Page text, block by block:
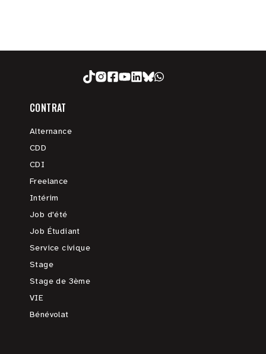
CONTRAT
Alternance
CDD
CDI
Freelance
Intérim
Job d'été
Job Étudiant
Service civique
Stage
Stage de 3ème
VIE
Bénévolat